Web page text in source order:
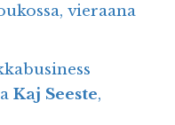
vieraana
Kaj Seeste,